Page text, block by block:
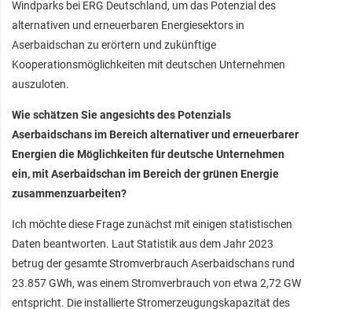
Windparks bei ERG Deutschland, um das Potenzial des
alternativen und erneuerbaren Energiesektors in
Aserbaidschan zu erörtern und zukünftige
Kooperationsmöglichkeiten mit deutschen Unternehmen
auszuloten.
Wie schätzen Sie angesichts des Potenzials
Aserbaidschans im Bereich alternativer und erneuerbarer
Energien die Möglichkeiten für deutsche Unternehmen
ein, mit Aserbaidschan im Bereich der grünen Energie
zusammenzuarbeiten?
Ich möchte diese Frage zunächst mit einigen statistischen
Daten beantworten. Laut Statistik aus dem Jahr 2023
betrug der gesamte Stromverbrauch Aserbaidschans rund
23.857 GWh, was einem Stromverbrauch von etwa 2,72 GW
entspricht. Die installierte Stromerzeugungskapazität des